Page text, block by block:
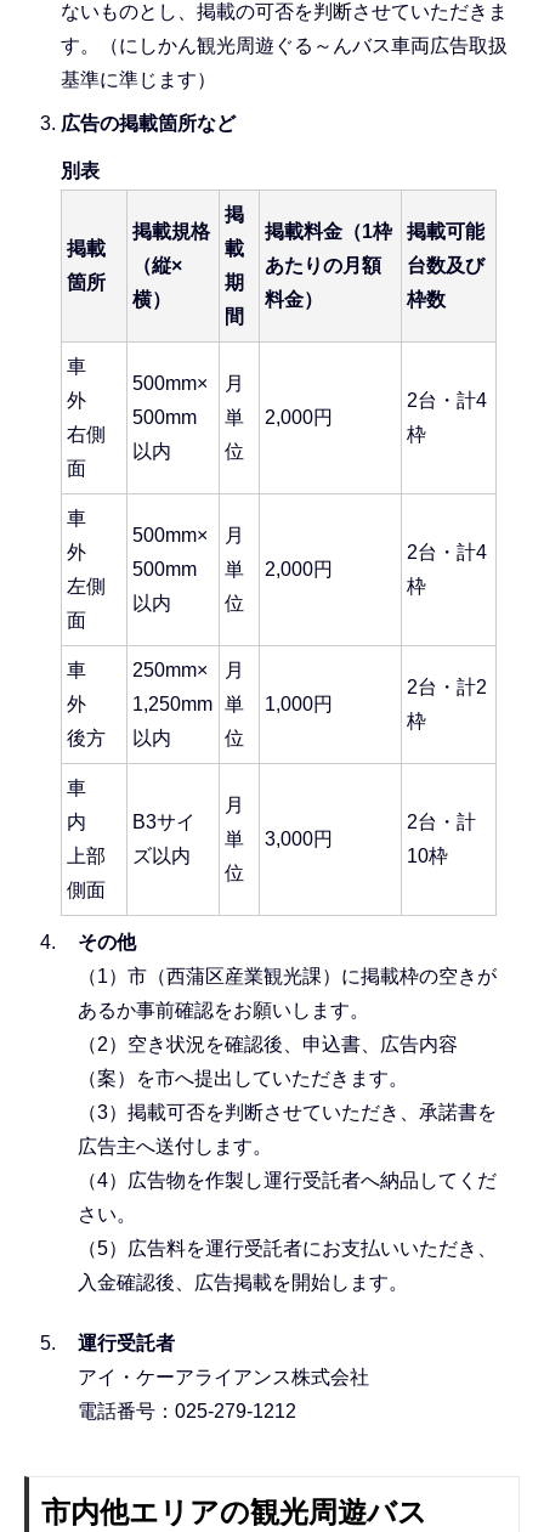
ないものとし、掲載の可否を判断させていただきま
す。（にしかん観光周遊ぐる～んバス車両広告取扱
基準に準じます）
広告の掲載箇所など
別表
掲載
箇所
掲載規格
（縦×
横）
掲
載
期
間
掲載料金（1枠
あたりの月額
料金）
掲載可能
台数及び
枠数
車
外
右側
面
500mm×
500mm
以内
月
単
位
2,000円
2台・計4
枠
車
外
左側
面
500mm×
500mm
以内
月
単
位
2,000円
2台・計4
枠
車
外
後方
250mm×
1,250mm
以内
月
単
位
1,000円
2台・計2
枠
車
内
上部
側面
B3サイ
ズ以内
月
単
位
3,000円
2台・計
10枠
その他
（1）市（西蒲区産業観光課）に掲載枠の空きが
あるか事前確認をお願いします。
（2）空き状況を確認後、申込書、広告内容
（案）を市へ提出していただきます。
（3）掲載可否を判断させていただき、承諾書を
広告主へ送付します。
（4）広告物を作製し運行受託者へ納品してくだ
さい。
（5）広告料を運行受託者にお支払いいただき、
入金確認後、広告掲載を開始します。
運行受託者
アイ・ケーアライアンス株式会社
電話番号：025-279-1212
市内他エリアの観光周遊バス